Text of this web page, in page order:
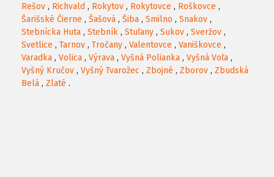
Rešov , Richvald , Rokytov , Rokytovce , Roškovce ,
Šarišské Čierne , Šašová , Šiba , Smilno , Snakov ,
Stebnícka Huta , Stebník , Stuľany , Sukov , Sveržov ,
Svetlice , Tarnov , Tročany , Valentovce , Vaniškovce ,
Varadka , Volica , Výrava , Vyšná Polianka , Vyšná Voľa ,
Vyšný Kručov , Vyšný Tvarožec , Zbojné , Zborov , Zbudská
Belá , Zlaté .